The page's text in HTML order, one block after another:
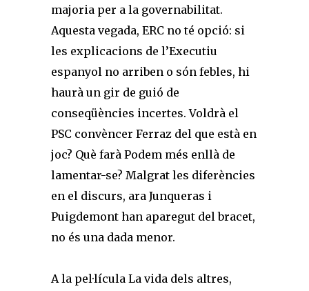
majoria per a la governabilitat.
Aquesta vegada, ERC no té opció: si
les explicacions de l’Executiu
espanyol no arriben o són febles, hi
haurà un gir de guió de
conseqüències incertes. Voldrà el
PSC convèncer Ferraz del que està en
joc? Què farà Podem més enllà de
lamentar-se? Malgrat les diferències
en el discurs, ara Junqueras i
Puigdemont han aparegut del bracet,
no és una dada menor.
A la pel·lícula La vida dels altres,